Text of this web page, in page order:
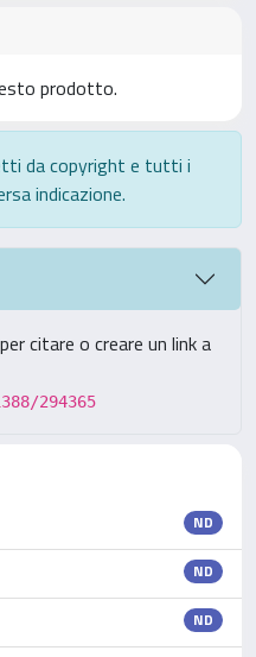
prodotto.
da copyright e tutti i
indicazione.
citare o creare un link a
294365
ND
ND
ND